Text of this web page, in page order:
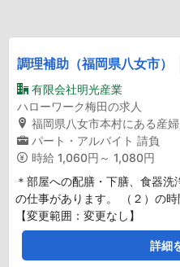
調理補助（福岡県八女市）
有限会社明光産業
ハローワーク梅田の求人
福岡県八女市本村にある産
パート・アルバイト 請負
時給 1,060円～ 1,080円
＊部屋への配膳・下膳、食器
の仕事があります。 （２）の時
【変更範囲：変更なし】
詳細